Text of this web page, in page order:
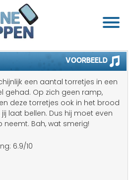
Voorbeeld
een aantal torretjes in een
gehad. Op zich geen ramp,
deze torretjes ook in het brood
laat bellen. Dus hij moet even
Bah, wat smerig!
6.9/10